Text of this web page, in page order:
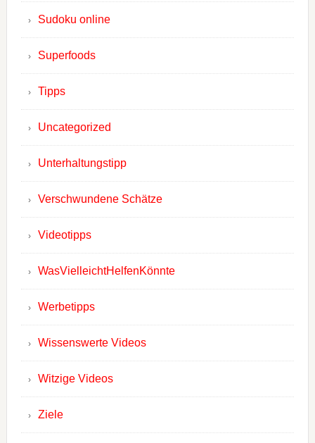
Sudoku online
Superfoods
Tipps
Uncategorized
Unterhaltungstipp
Verschwundene Schätze
Videotipps
WasVielleichtHelfenKönnte
Werbetipps
Wissenswerte Videos
Witzige Videos
Ziele